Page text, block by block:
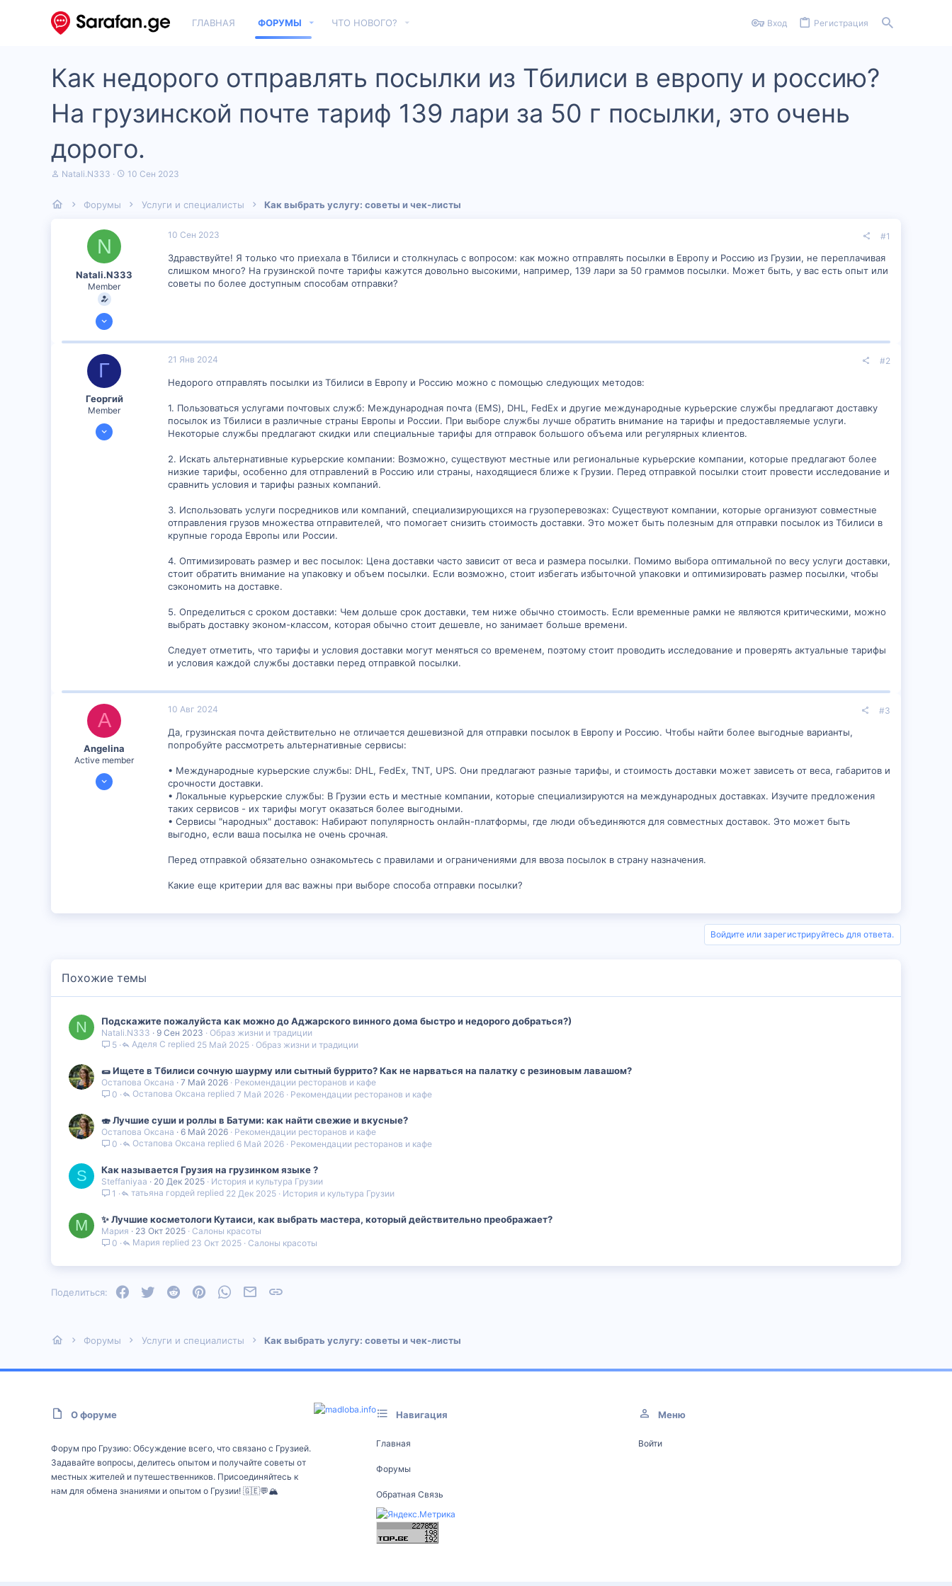
ГЛАВНАЯ ФОРУМЫ ЧТО НОВОГО? Вход Регистрация
Как недорого отправлять посылки из Тбилиси в европу и россию?
На грузинской почте тариф 139 лари за 50 г посылки, это очень
дорого.
А
о
Natali.N333
Д
а
а
10 Сен 2023
Форумы Услуги и специалисты Как выбрать услугу: советы и чек‑листы
N
Natali.N333
Member
7 Сен 2023
10 Сен 2023 #1
Здравствуйте! Я только что приехала в Тбилиси и столкнулась с вопросом: как можно отправлять посылки в Европу и Россию из Грузии, не переплачивая
слишком много? На грузинской почте тарифы кажутся довольно высокими, например, 139 лари за 50 граммов посылки. Может быть, у вас есть опыт или
советы по более доступным способам отправки?
Г
Георгий
Member
16 Янв 2024
21 Янв 2024 #2
Недорого отправлять посылки из Тбилиси в Европу и Россию можно с помощью следующих методов:
1. Пользоваться услугами почтовых служб: Международная почта (EMS), DHL, FedEx и другие международные курьерские службы предлагают доставку
посылок из Тбилиси в различные страны Европы и России. При выборе службы лучше обратить внимание на тарифы и предоставляемые услуги.
Некоторые службы предлагают скидки или специальные тарифы для отправок большого объема или регулярных клиентов.
2. Искать альтернативные курьерские компании: Возможно, существуют местные или региональные курьерские компании, которые предлагают более
низкие тарифы, особенно для отправлений в Россию или страны, находящиеся ближе к Грузии. Перед отправкой посылки стоит провести исследование и
сравнить условия и тарифы разных компаний.
3. Использовать услуги посредников или компаний, специализирующихся на грузоперевозках: Существуют компании, которые организуют совместные
отправления грузов множества отправителей, что помогает снизить стоимость доставки. Это может быть полезным для отправки посылок из Тбилиси в
крупные города Европы или России.
4. Оптимизировать размер и вес посылок: Цена доставки часто зависит от веса и размера посылки. Помимо выбора оптимальной по весу услуги доставки,
стоит обратить внимание на упаковку и объем посылки. Если возможно, стоит избегать избыточной упаковки и оптимизировать размер посылки, чтобы
сэкономить на доставке.
5. Определиться с сроком доставки: Чем дольше срок доставки, тем ниже обычно стоимость. Если временные рамки не являются критическими, можно
выбрать доставку эконом-классом, которая обычно стоит дешевле, но занимает больше времени.
Следует отметить, что тарифы и условия доставки могут меняться со временем, поэтому стоит проводить исследование и проверять актуальные тарифы
и условия каждой службы доставки перед отправкой посылки.
A
Angelina
Active member
24 Июл 2024
10 Авг 2024 #3
Да, грузинская почта действительно не отличается дешевизной для отправки посылок в Европу и Россию. Чтобы найти более выгодные варианты,
попробуйте рассмотреть альтернативные сервисы:
• Международные курьерские службы: DHL, FedEx, TNT, UPS. Они предлагают разные тарифы, и стоимость доставки может зависеть от веса, габаритов и
срочности доставки.
• Локальные курьерские службы: В Грузии есть и местные компании, которые специализируются на международных доставках. Изучите предложения
таких сервисов - их тарифы могут оказаться более выгодными.
• Сервисы "народных" доставок: Набирают популярность онлайн-платформы, где люди объединяются для совместных доставок. Это может быть
выгодно, если ваша посылка не очень срочная.
Перед отправкой обязательно ознакомьтесь с правилами и ограничениями для ввоза посылок в страну назначения.
Какие еще критерии для вас важны при выборе способа отправки посылки?
Войдите или зарегистрируйтесь для ответа.
Похожие темы
N Подскажите пожалуйста как можно до Аджарского винного дома быстро и недорого добраться?)
Natali.N333 9 Сен 2023
Образ жизни и традиции
5
Образ жизни и традиции
25 Май 2025
Аделя С
🌯 Ищете в Тбилиси сочную шаурму или сытный буррито? Как не нарваться на палатку с резиновым лавашом?
Остапова Оксана 7 Май 2026
Рекомендации ресторанов и кафе
0
Рекомендации ресторанов и кафе
7 Май 2026
Остапова Оксана
🍣 Лучшие суши и роллы в Батуми: как найти свежие и вкусные?
Остапова Оксана 6 Май 2026
Рекомендации ресторанов и кафе
0
Рекомендации ресторанов и кафе
6 Май 2026
Остапова Оксана
S Как называется Грузия на грузинком языке ?
Steffaniyaa 20 Дек 2025
История и культура Грузии
1
История и культура Грузии
22 Дек 2025
татьяна гордей
М ✨ Лучшие косметологи Кутаиси, как выбрать мастера, который действительно преображает?
Мария 23 Окт 2025 Салоны красоты
0
Салоны красоты
23 Окт 2025
Мария
Поделиться: Facebook
Twitter Reddit PinterestWhatsAppЭлектронная почта
Форумы Услуги и специалисты Как выбрать услугу: советы и чек‑листы
О форуме
Форум про Грузию: Обсуждение всего, что связано с Грузией.
Задавайте вопросы, делитесь опытом и получайте советы от
местных жителей и путешественников. Присоединяйтесь к
нам для обмена знаниями и опытом о Грузии! 🇬🇪💬🏔️
Навигация
Главная
Форумы
Обратная Связь
Меню
Войти